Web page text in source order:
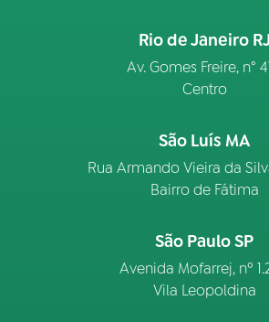
Rio de Janeiro RJ
Av. Gomes Freire, n°
Centro
São Luís MA
Rua Armando Vieira da
Bairro de Fátima
São Paulo SP
Avenida Mofarrej, nº
Vila Leopoldina